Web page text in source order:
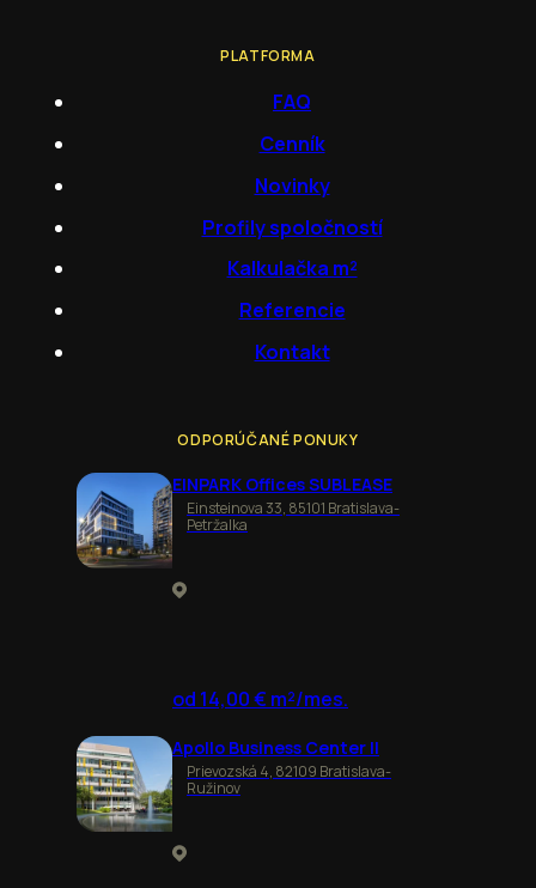
PLATFORMA
FAQ
Cenník
Novinky
Profily spoločností
Kalkulačka m²
Referencie
Kontakt
ODPORÚČANÉ PONUKY
EINPARK Offices SUBLEASE
Einsteinova 33, 85101 Bratislava-
Petržalka
od 14,00 € m²/mes.
Apollo Business Center II
Prievozská 4, 82109 Bratislava-
Ružinov